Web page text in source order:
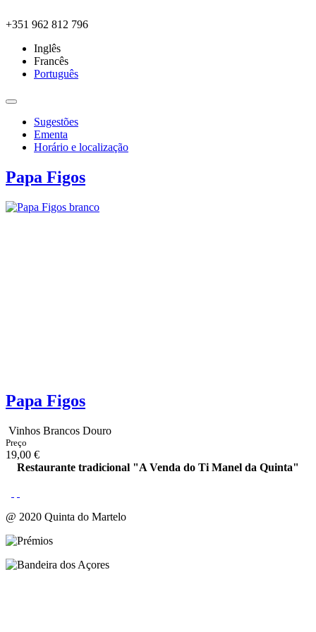
+351 962 812 796
Inglês
Francês
Português
Sugestões
Ementa
Horário e localização
Papa Figos
Papa Figos
Vinhos Brancos Douro
Preço
19,00 €
Restaurante tradicional "A Venda do Ti Manel da Quinta"
@ 2020 Quinta do Martelo